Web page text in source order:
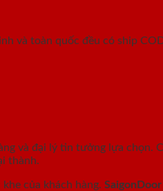
và toàn quốc đều có ship
và đại lý tin tưởng lựa chọn.
thành.
của khách hàng. SaigonDoor